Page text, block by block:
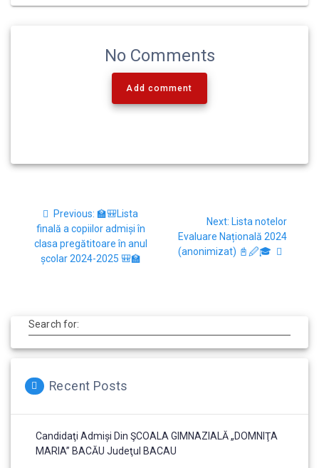
No Comments
Add comment
Previous: 🏫🎒Lista
finală a copiilor admiși în
clasa pregătitoare în anul
școlar 2024-2025 🎒🏫
Next: Lista notelor
Evaluare Națională 2024
(anonimizat) 📓🖉🎓
Search for:
Recent Posts
Candidaţi Admiși Din ŞCOALA GIMNAZIALĂ „DOMNIŢA
MARIA” BACĂU Judeţul BACAU